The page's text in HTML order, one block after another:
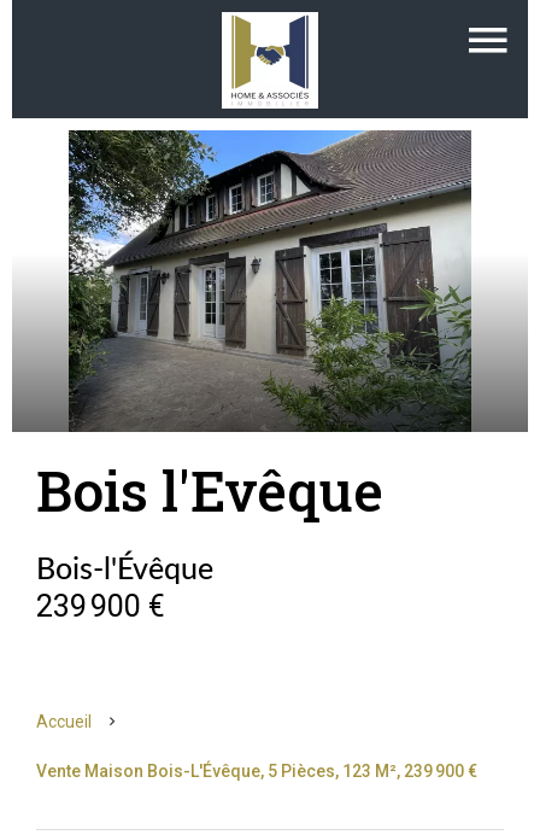
Bois l'Evêque
Bois-l'Évêque
239 900 €
Accueil
Vente Maison Bois-L'Évêque, 5 Pièces, 123 M², 239 900 €